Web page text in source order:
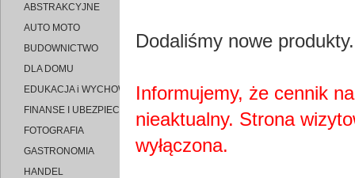
ABSTRAKCYJNE
AUTO MOTO
BUDOWNICTWO
DLA DOMU
EDUKACJA i WYCHOWANIE
FINANSE I UBEZPIECZENIA
FOTOGRAFIA
GASTRONOMIA
HANDEL
Dodaliśmy nowe
Informujemy, że cennik
nieaktualny. Strona
wyłączona.